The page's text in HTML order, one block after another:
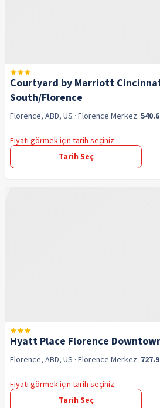
Courtyard by Marriott
South/Florence
Florence, ABD, US · Florence Merkez:
Fiyatı görmek için tarih seçiniz
Tarih Seç
Hyatt Place Florence
Florence, ABD, US · Florence Merkez:
Fiyatı görmek için tarih seçiniz
Tarih Seç